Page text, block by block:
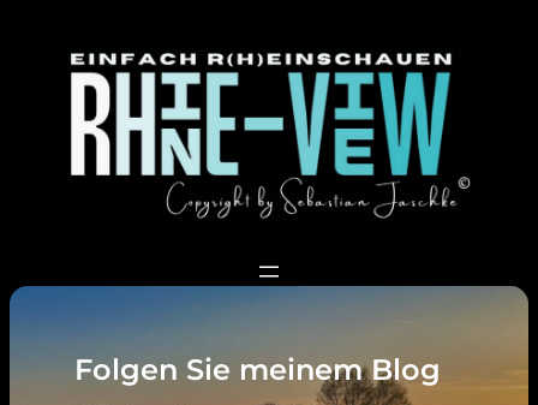
Folgen Sie meinem Blog